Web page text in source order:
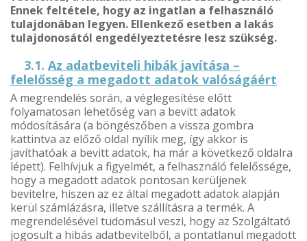
Ennek feltétele, hogy az ingatlan a felhasználó
tulajdonában legyen. Ellenkező esetben a lakás
tulajdonosától engedélyeztetésre lesz szükség.
3.1. Az adatbeviteli hibák javítása –
felelősség a megadott adatok valóságáért
A megrendelés során, a véglegesítése előtt
folyamatosan lehetőség van a bevitt adatok
módosítására (a böngészőben a vissza gombra
kattintva az előző oldal nyílik meg, így akkor is
javíthatóak a bevitt adatok, ha már a következő oldalra
lépett). Felhívjuk a figyelmét, a felhasználó felelőssége,
hogy a megadott adatok pontosan kerüljenek
bevitelre, hiszen az ez által megadott adatok alapján
kerül számlázásra, illetve szállításra a termék. A
megrendelésével tudomásul veszi, hogy az Szolgáltató
jogosult a hibás adatbevitelből, a pontatlanul megadott